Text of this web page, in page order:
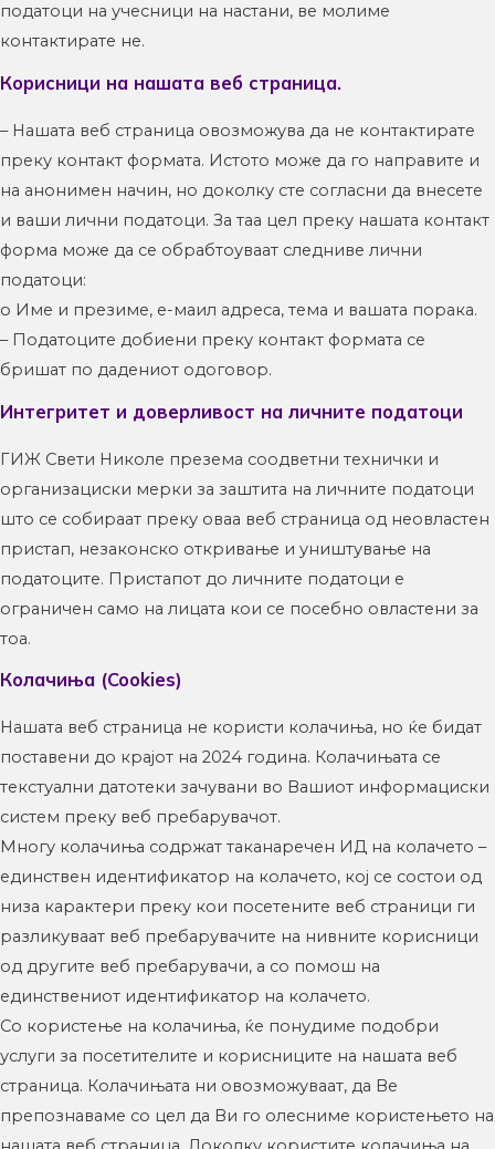
податоци на учесници на настани, ве молиме
контактирате не.
Корисници на нашата веб страница.
– Нашата веб страница овозможува да не контактирате
преку контакт формата. Истото може да го направите и
на анонимен начин, но доколку сте согласни да внесете
и ваши лични податоци. За таа цел преку нашата контакт
форма може да се обрабтоуваат следниве лични
податоци:
o Име и презиме, е-маил адреса, тема и вашата порака.
– Податоците добиени преку контакт формата се
бришат по дадениот одоговор.
Интегритет и доверливост на личните податоци
ГИЖ Свети Николе презема соодветни технички и
организациски мерки за заштита на личните податоци
што се собираат преку оваа веб страница од неовластен
пристап, незаконско откривање и уништување на
податоците. Пристапот до личните податоци е
ограничен само на лицата кои се посебно овластени за
тоа.
Колачиња (Cookies)
Нашата веб страница не користи колачиња, но ќе бидат
поставени до крајот на 2024 година. Колачињата се
текстуални датотеки зачувани во Вашиот информациски
систем преку веб пребарувачот.
Многу колачиња содржат таканаречен ИД на колачето –
единствен идентификатор на колачето, кој се состои од
низа карактери преку кои посетените веб страници ги
разликуваат веб пребарувачите на нивните корисници
од другите веб пребарувачи, а со помош на
единствениот идентификатор на колачето.
Со користење на колачиња, ќе понудиме подобри
услуги за посетителите и корисниците на нашата веб
страница. Колачињата ни овозможуваат, да Ве
препознаваме со цел да Ви го олесниме користењето на